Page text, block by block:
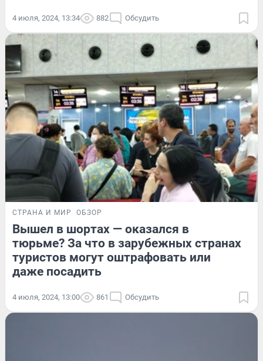
4 июля, 2024, 13:34 882 Обсудить
СТРАНА И МИР ОБЗОР
Вышел в шортах — оказался в
тюрьме? За что в зарубежных странах
туристов могут оштрафовать или
даже посадить
4 июля, 2024, 13:00 861 Обсудить